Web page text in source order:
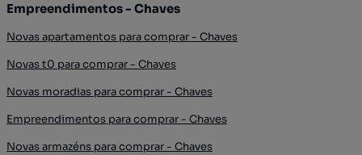
Empreendimentos - Chaves
Novas apartamentos para comprar - Chaves
Novas t0 para comprar - Chaves
Novas moradias para comprar - Chaves
Empreendimentos para comprar - Chaves
Novas armazéns para comprar - Chaves